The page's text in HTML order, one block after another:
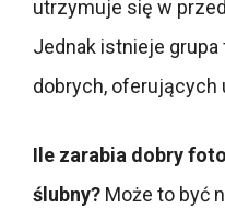
utrzymuje się w
Jednak istnieje
dobrych, oferujących
Ile zarabia dobry
ślubny? Może to być